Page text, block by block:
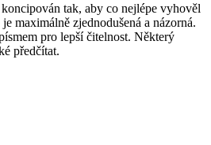
tak, aby co nejlépe vyhověl
maximálně zjednodušená a názorná.
pro lepší čitelnost. Některý
předčítat.